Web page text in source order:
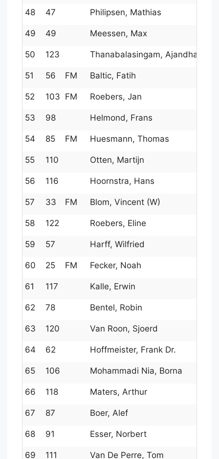
48 47 Philipsen, Mathias
49 49 Meessen, Max
50 123 Thanabalasingam, Ajandhan
51 56 FM Baltic, Fatih
52 103 FM Roebers, Jan
53 98 Helmond, Frans
54 85 FM Huesmann, Thomas
55 110 Otten, Martijn
56 116 Hoornstra, Hans
57 33 FM Blom, Vincent (W)
58 122 Roebers, Eline
59 57 Harff, Wilfried
60 25 FM Fecker, Noah
61 117 Kalle, Erwin
62 78 Bentel, Robin
63 120 Van Roon, Sjoerd
64 62 Hoffmeister, Frank Dr.
65 106 Mohammadi Nia, Borna
66 118 Maters, Arthur
67 87 Boer, Alef
68 91 Esser, Norbert
69 111 Van De Perre, Tom